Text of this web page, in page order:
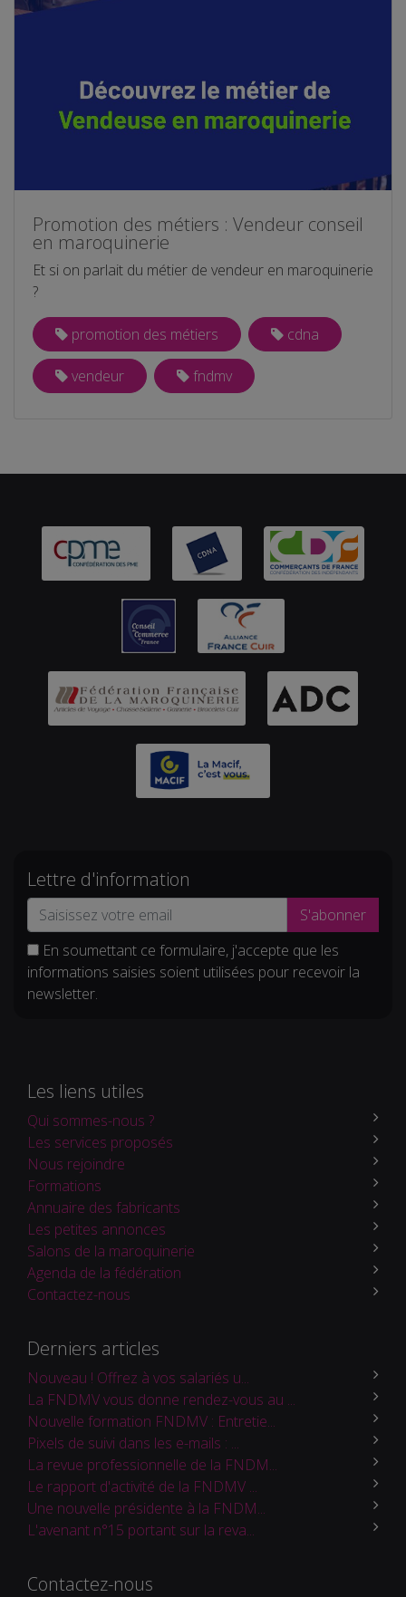
Promotion des métiers : Vendeur conseil
en maroquinerie
Et si on parlait du métier de vendeur en maroquinerie
?
promotion des métiers cdna
vendeur fndmv
Lettre d'information
S'abonner
En soumettant ce formulaire, j'accepte que les
informations saisies soient utilisées pour recevoir la
newsletter.
Les liens utiles
Qui sommes-nous ?
Les services proposés
Nous rejoindre
Formations
Annuaire des fabricants
Les petites annonces
Salons de la maroquinerie
Agenda de la fédération
Contactez-nous
Derniers articles
Nouveau ! Offrez à vos salariés u...
La FNDMV vous donne rendez-vous au ...
Nouvelle formation FNDMV : Entretie...
Pixels de suivi dans les e-mails : ...
La revue professionnelle de la FNDM...
Le rapport d'activité de la FNDMV ...
Une nouvelle présidente à la FNDM...
L'avenant n°15 portant sur la reva...
Contactez-nous